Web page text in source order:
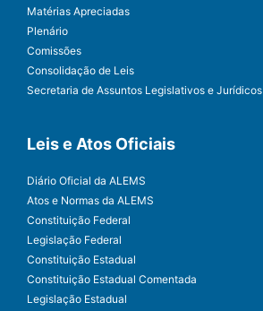
Matérias Apreciadas
Plenário
Comissões
Consolidação de Leis
Secretaria de Assuntos Legislativos e Jurídicos
Leis e Atos Oficiais
Diário Oficial da ALEMS
Atos e Normas da ALEMS
Constituição Federal
Legislação Federal
Constituição Estadual
Constituição Estadual Comentada
Legislação Estadual